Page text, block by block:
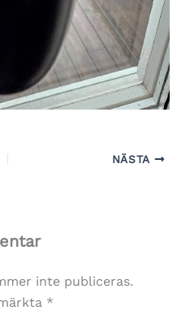
NÄSTA
inte publiceras.
*